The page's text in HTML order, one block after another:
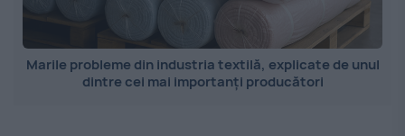
Marile probleme din industria textilă, explicate de unul
dintre cei mai importanți producători